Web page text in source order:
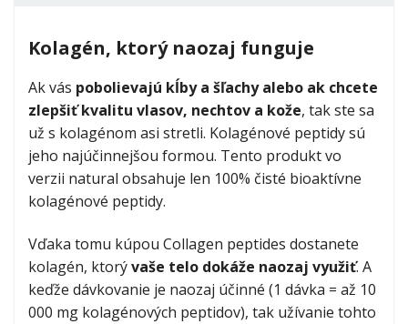
Imuneo Betaglukán
4.6875 4.7
(16)
od14,99 €
marine-
collage-
neo-
nutrition.jpg
Morský kolagén
4.8333354.8
(6)
Kolagén, ktorý naozaj funguje
Ak vás pobolievajú kĺby a šľachy alebo ak chcete
zlepšiť kvalitu vlasov, nechtov a kože, tak ste sa
už s kolagénom asi stretli. Kolagénové peptidy sú
jeho najúčinnejšou formou. Tento produkt vo
verzii natural obsahuje len 100% čisté bioaktívne
kolagénové peptidy.
Vďaka tomu kúpou Collagen peptides dostanete
kolagén, ktorývaše telo dokáže naozaj využiť. A
keďže dávkovanie je naozaj účinné (1 dávka = až 10
000 mg kolagénových peptidov), tak užívanie tohto